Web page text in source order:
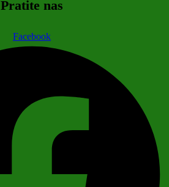
Pratite nas
Facebook